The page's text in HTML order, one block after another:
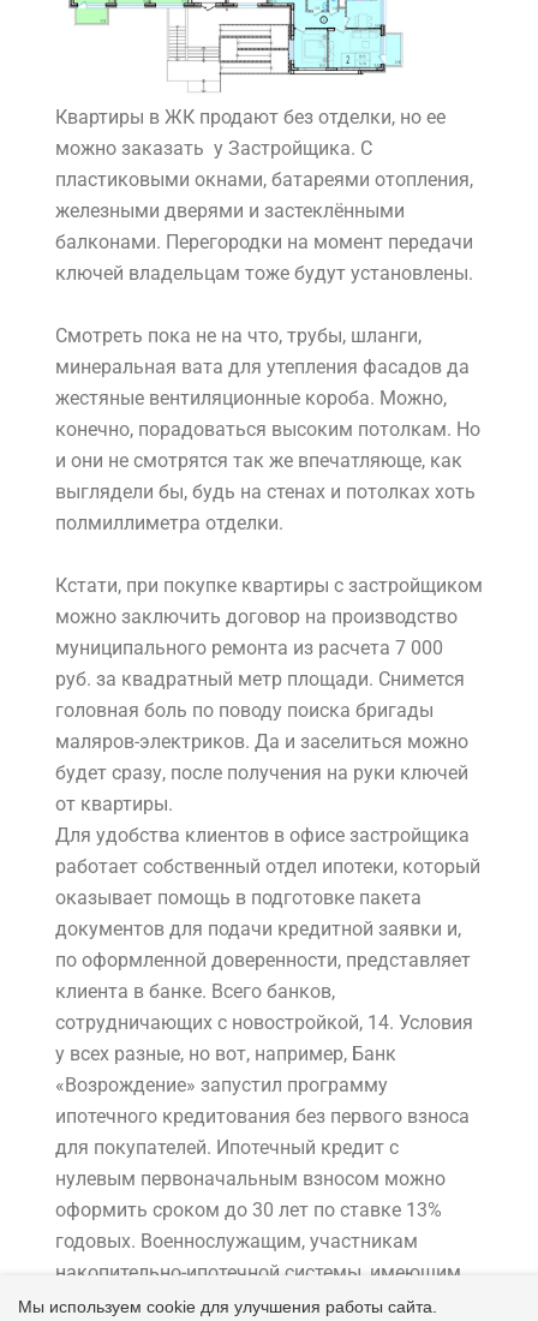
Квартиры в ЖК продают без отделки, но ее
можно заказать у Застройщика. С
пластиковыми окнами, батареями отопления,
железными дверями и застеклёнными
балконами. Перегородки на момент передачи
ключей владельцам тоже будут установлены.
Смотреть пока не на что, трубы, шланги,
минеральная вата для утепления фасадов да
жестяные вентиляционные короба. Можно,
конечно, порадоваться высоким потолкам. Но
и они не смотрятся так же впечатляюще, как
выглядели бы, будь на стенах и потолках хоть
полмиллиметра отделки.
Кстати, при покупке квартиры с застройщиком
можно заключить договор на производство
муниципального ремонта из расчета 7 000
руб. за квадратный метр площади. Снимется
головная боль по поводу поиска бригады
маляров-электриков. Да и заселиться можно
будет сразу, после получения на руки ключей
от квартиры.
Для удобства клиентов в офисе застройщика
работает собственный отдел ипотеки, который
оказывает помощь в подготовке пакета
документов для подачи кредитной заявки и,
по оформленной доверенности, представляет
клиента в банке. Всего банков,
сотрудничающих с новостройкой, 14. Условия
у всех разные, но вот, например, Банк
«Возрождение» запустил программу
ипотечного кредитования без первого взноса
для покупателей. Ипотечный кредит с
нулевым первоначальным взносом можно
оформить сроком до 30 лет по ставке 13%
годовых. Военнослужащим, участникам
накопительно-ипотечной системы, имеющим
право на получение целевого жилищного
Мы используем cookie для улучшения работы сайта.